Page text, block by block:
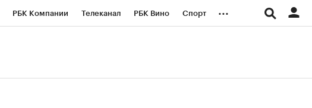
РБК Компании Телеканал РБК Вино Спорт ...